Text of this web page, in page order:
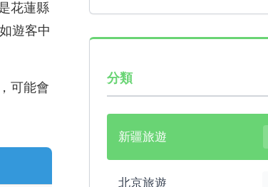
花蓮縣
遊客中
可能會
分類
新疆旅遊
北京旅遊